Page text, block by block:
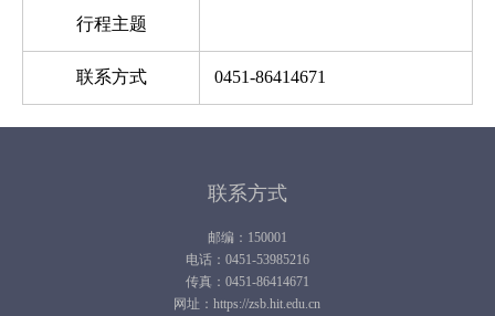
行程主题
联系方式 0451-86414671
联系方式
邮编：150001
电话：0451-53985216
传真：0451-86414671
网址：https://zsb.hit.edu.cn